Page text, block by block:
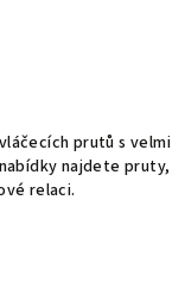
prutů s velmi
najdete pruty,
relaci.